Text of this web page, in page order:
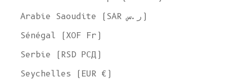
Arabie Saoudite (SAR ر.س)
Sénégal (XOF Fr)
Serbie (RSD РСД)
Seychelles (EUR €)